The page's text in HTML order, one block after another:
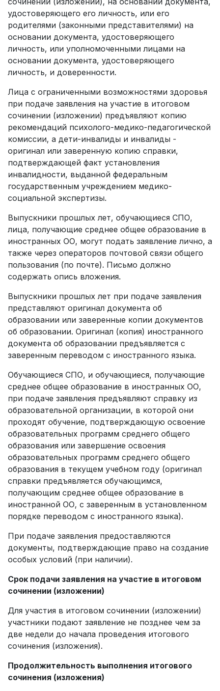
удостоверяющего его личность, или его
родителями (законными представителями) на
основании документа, удостоверяющего
личность, или уполномоченными лицами на
основании документа, удостоверяющего
личность, и доверенности.
Лица с ограниченными возможностями здоровья
при подаче заявления на участие в итоговом
сочинении (изложении) предъявляют копию
рекомендаций психолого-медико-педагогической
комиссии, а дети-инвалиды и инвалиды -
оригинал или заверенную копию справки,
подтверждающей факт установления
инвалидности, выданной федеральным
государственным учреждением медико-
социальной экспертизы.
Выпускники прошлых лет, обучающиеся СПО,
лица, получающие среднее общее образование в
иностранных ОО, могут подать заявление лично, а
также через операторов почтовой связи общего
пользования (по почте). Письмо должно
содержать опись вложения.
Выпускники прошлых лет при подаче заявления
представляют оригинал документа об
образовании или заверенные копии документов
об образовании. Оригинал (копия) иностранного
документа об образовании предъявляется с
заверенным переводом с иностранного языка.
Обучающиеся СПО, и обучающиеся, получающие
среднее общее образование в иностранных ОО,
при подаче заявления предъявляют справку из
образовательной организации, в которой они
проходят обучение, подтверждающую освоение
образовательных программ среднего общего
образования или завершение освоения
образовательных программ среднего общего
образования в текущем учебном году (оригинал
справки предъявляется обучающимся,
получающим среднее общее образование в
иностранной ОО, с заверенным в установленном
порядке переводом с иностранного языка).
При подаче заявления предоставляются
документы, подтверждающие право на создание
особых условий (при наличии).
Срок подачи заявления на участие в итоговом
сочинении (изложении)
Для участия в итоговом сочинении (изложении)
участники подают заявление не позднее чем за
две недели до начала проведения итогового
сочинения (изложения).
Продолжительность выполнения итогового
сочинения (изложения)